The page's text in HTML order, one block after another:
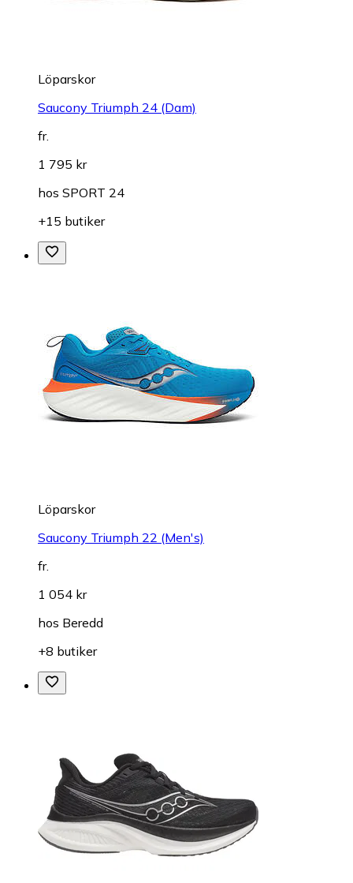
Löparskor
Saucony Triumph 24 (Dam)
fr.
1 795 kr
hos SPORT 24
+15 butiker
Löparskor
Saucony Triumph 22 (Men's)
fr.
1 054 kr
hos Beredd
+8 butiker